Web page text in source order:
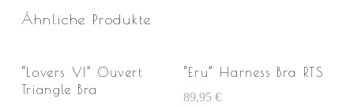
Ähnliche Produkte
“Lovers VI” Ouvert
Triangle Bra
“Eru” Harness Bra RTS
89,95 €